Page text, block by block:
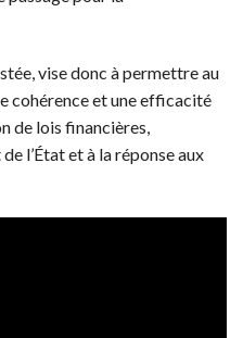
vise donc à permettre au
cohérence et une efficacité
de lois financières,
l’État et à la réponse aux